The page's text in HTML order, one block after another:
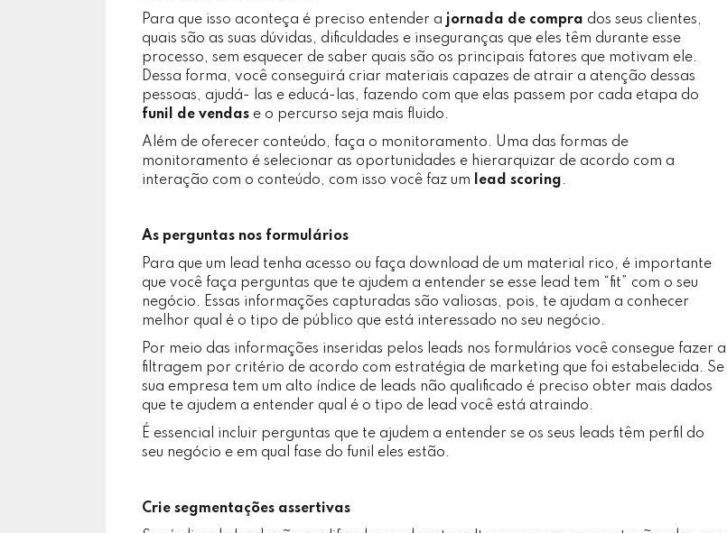
Para que isso aconteça é preciso entender a jornada de compra dos seus clientes,
quais são as suas dúvidas, dificuldades e inseguranças que eles têm durante esse
processo, sem esquecer de saber quais são os principais fatores que motivam ele.
Dessa forma, você conseguirá criar materiais capazes de atrair a atenção dessas
pessoas, ajudá- las e educá-las, fazendo com que elas passem por cada etapa do
funil de vendas e o percurso seja mais fluido.
Além de oferecer conteúdo, faça o monitoramento. Uma das formas de
monitoramento é selecionar as oportunidades e hierarquizar de acordo com a
interação com o conteúdo, com isso você faz um
lead scoring.
As perguntas nos formulários
Para que um lead tenha acesso ou faça download de um material rico, é importante
que você faça perguntas que te ajudem a entender se esse lead tem “fit” com o seu
negócio. Essas informações capturadas são valiosas, pois, te ajudam a conhecer
melhor qual é o tipo de público que está interessado no seu negócio.
Por meio das informações inseridas pelos leads nos formulários você consegue fazer a
filtragem por critério de acordo com estratégia de marketing que foi estabelecida. Se
sua empresa tem um alto índice de leads não qualificado é preciso obter mais dados
que te ajudem a entender qual é o tipo de lead você está atraindo.
É essencial incluir perguntas que te ajudem a entender se os seus leads têm perfil do
seu negócio e em qual fase do funil eles estão.
Crie segmentações assertivas